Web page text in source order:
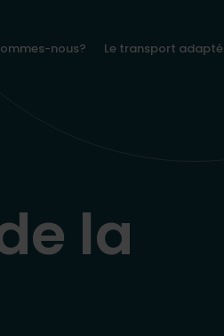
nous? Le transport adapté
la